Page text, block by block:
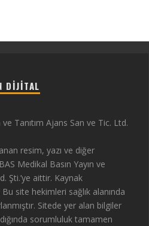
DIJITAL
ve Tanıtım Ajans San ve Tic. Ltd.
resim, yazı ve diğer
Medikal Basın Yayın ve
Şti.’ye aittir. Kaynak
site hekimleri sağlık alanında
Sitede yer alan bilgiler
sorumluluk tamamen